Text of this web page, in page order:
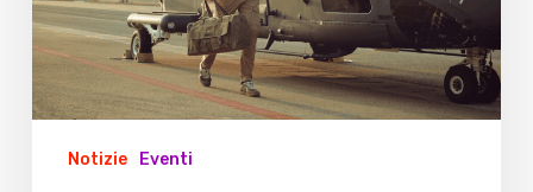
Notizie Eventi